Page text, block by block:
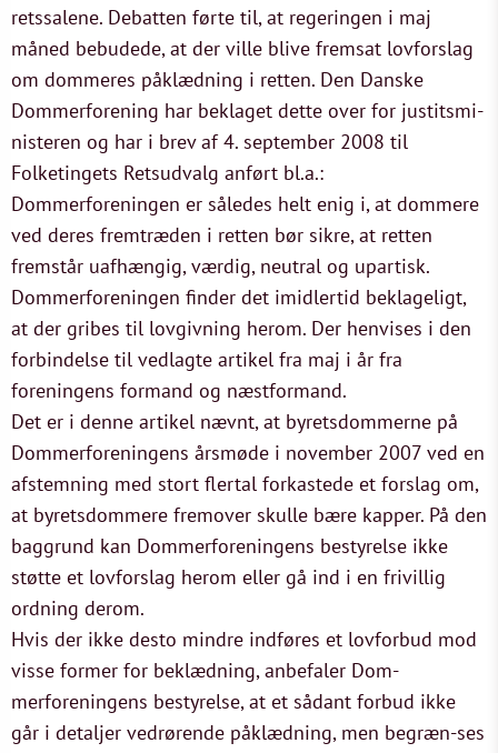
retssalene. Debatten førte til, at regeringen i maj
måned bebudede, at der ville blive fremsat lovforslag
om dommeres påklædning i retten. Den Danske
Dommerforening har beklaget dette over for justitsmi-
nisteren og har i brev af 4. september 2008 til
Folketingets Retsudvalg anført bl.a.:
Dommerforeningen er således helt enig i, at dommere
ved deres fremtræden i retten bør sikre, at retten
fremstår uafhængig, værdig, neutral og upartisk.
Dommerforeningen finder det imidlertid beklageligt,
at der gribes til lovgivning herom. Der henvises i den
forbindelse til vedlagte artikel fra maj i år fra
foreningens formand og næstformand.
Det er i denne artikel nævnt, at byretsdommerne på
Dommerforeningens årsmøde i november 2007 ved en
afstemning med stort flertal forkastede et forslag om,
at byretsdommere fremover skulle bære kapper. På den
baggrund kan Dommerforeningens bestyrelse ikke
støtte et lovforslag herom eller gå ind i en frivillig
ordning derom.
Hvis der ikke desto mindre indføres et lovforbud mod
visse former for beklædning, anbefaler Dom-
merforeningens bestyrelse, at et sådant forbud ikke
går i detaljer vedrørende påklædning, men begræn-ses